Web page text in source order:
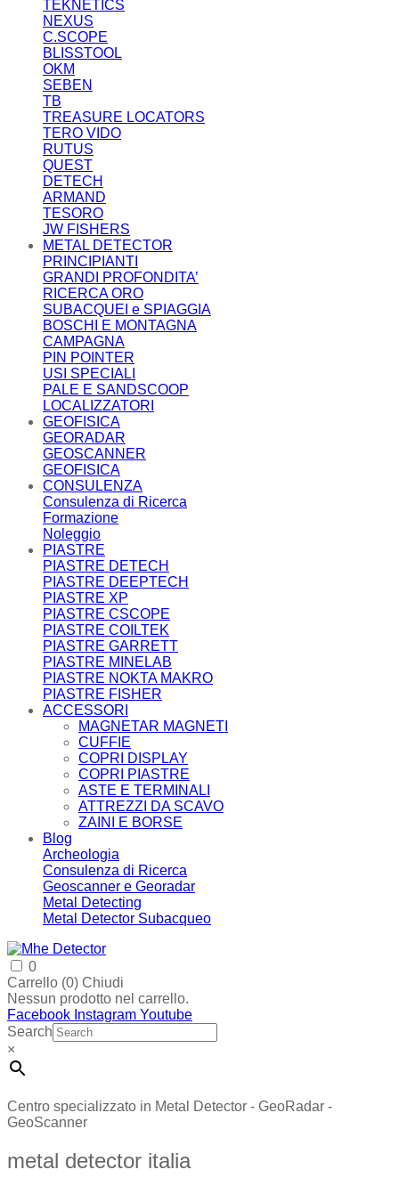
TEKNETICS
NEXUS
C.SCOPE
BLISSTOOL
OKM
SEBEN
TB
TREASURE LOCATORS
TERO VIDO
RUTUS
QUEST
DETECH
ARMAND
TESORO
JW FISHERS
METAL DETECTOR
PRINCIPIANTI
GRANDI PROFONDITA’
RICERCA ORO
SUBACQUEI e SPIAGGIA
BOSCHI E MONTAGNA
CAMPAGNA
PIN POINTER
USI SPECIALI
PALE E SANDSCOOP
LOCALIZZATORI
GEOFISICA
GEORADAR
GEOSCANNER
GEOFISICA
CONSULENZA
Consulenza di Ricerca
Formazione
Noleggio
PIASTRE
PIASTRE DETECH
PIASTRE DEEPTECH
PIASTRE XP
PIASTRE CSCOPE
PIASTRE COILTEK
PIASTRE GARRETT
PIASTRE MINELAB
PIASTRE NOKTA MAKRO
PIASTRE FISHER
ACCESSORI
MAGNETAR MAGNETI
CUFFIE
COPRI DISPLAY
COPRI PIASTRE
ASTE E TERMINALI
ATTREZZI DA SCAVO
ZAINI E BORSE
Blog
Archeologia
Consulenza di Ricerca
Geoscanner e Georadar
Metal Detecting
Metal Detector Subacqueo
0
Carrello (0) Chiudi
Nessun prodotto nel carrello.
Facebook Instagram Youtube
Search
×
Centro specializzato in Metal Detector - GeoRadar -
GeoScanner
metal detector italia